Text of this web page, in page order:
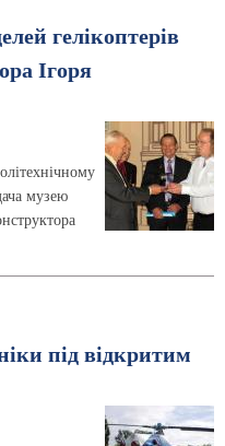
гелікоптерів
Ігоря
музею
під відкритим